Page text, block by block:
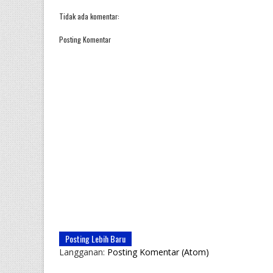
Tidak ada komentar:
Posting Komentar
Posting Lebih Baru
Langganan: Posting Komentar (Atom)